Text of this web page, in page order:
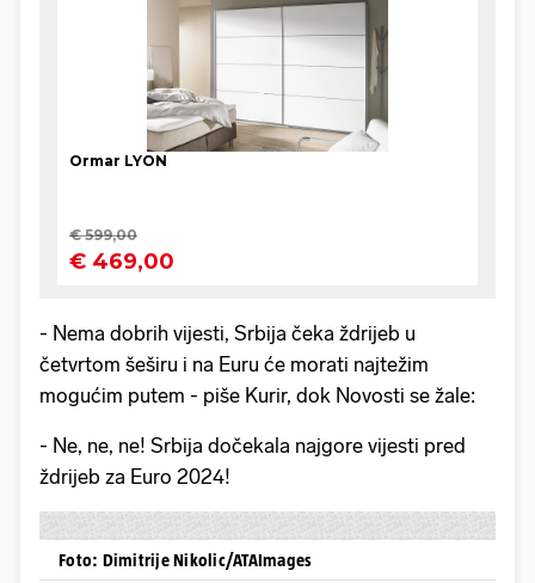
- Nema dobrih vijesti, Srbija čeka ždrijeb u
četvrtom šeširu i na Euru će morati najtežim
mogućim putem - piše Kurir, dok Novosti se žale:
- Ne, ne, ne! Srbija dočekala najgore vijesti pred
ždrijeb za Euro 2024!
Foto: Dimitrije Nikolic/ATAImages